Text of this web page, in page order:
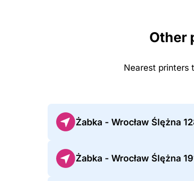
Other
Nearest printers
Żabka - Wrocław Ślężna
Żabka - Wrocław Ślężna